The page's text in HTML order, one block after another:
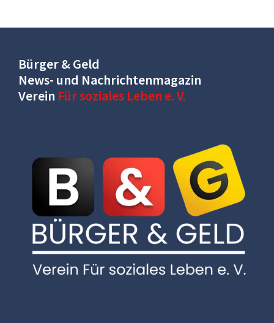
Bürger & Geld
News- und Nachrichtenmagazin
Verein Für soziales Leben e. V.